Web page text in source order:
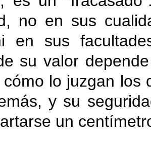
no en sus
en sus
su valor
lo juzgan los
y su
un